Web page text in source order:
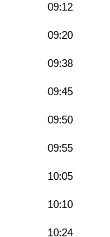
09:12
09:20
09:38
09:45
09:50
09:55
10:05
10:10
10:24